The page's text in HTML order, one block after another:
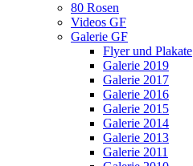
80 Rosen
Videos GF
Galerie GF
Flyer und Plakate
Galerie 2019
Galerie 2017
Galerie 2016
Galerie 2015
Galerie 2014
Galerie 2013
Galerie 2011